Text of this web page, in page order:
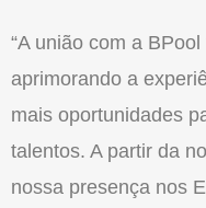
“A união com a
aprimorando a
mais oportunidades
talentos. A partir da
nossa presença nos